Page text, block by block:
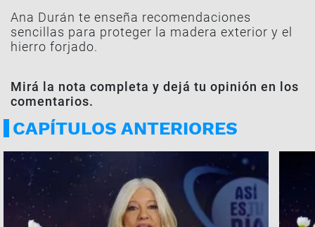
Ana Durán te enseña recomendaciones
sencillas para proteger la madera exterior y el
hierro forjado.
Mirá la nota completa y dejá tu opinión en los
comentarios.
CAPÍTULOS ANTERIORES